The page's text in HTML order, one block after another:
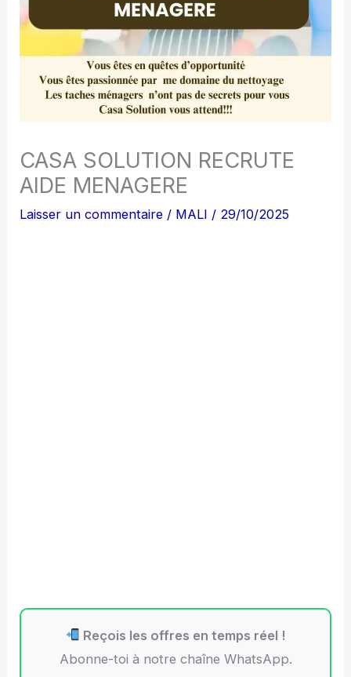
CASA SOLUTION RECRUTE
AIDE MENAGERE
Laisser un commentaire / MALI / 29/10/2025
Reçois les offres en temps réel !
Abonne-toi à notre chaîne WhatsApp.